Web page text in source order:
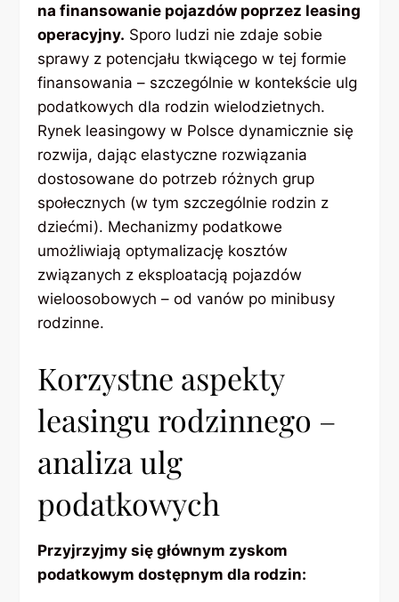
na finansowanie pojazdów poprzez leasing
operacyjny. Sporo ludzi nie zdaje sobie
sprawy z potencjału tkwiącego w tej formie
finansowania – szczególnie w kontekście ulg
podatkowych dla rodzin wielodzietnych.
Rynek leasingowy w Polsce dynamicznie się
rozwija, dając elastyczne rozwiązania
dostosowane do potrzeb różnych grup
społecznych (w tym szczególnie rodzin z
dziećmi). Mechanizmy podatkowe
umożliwiają optymalizację kosztów
związanych z eksploatacją pojazdów
wieloosobowych – od vanów po minibusy
rodzinne.
Korzystne aspekty
leasingu rodzinnego –
analiza ulg
podatkowych
Przyjrzyjmy się głównym zyskom
podatkowym dostępnym dla rodzin: